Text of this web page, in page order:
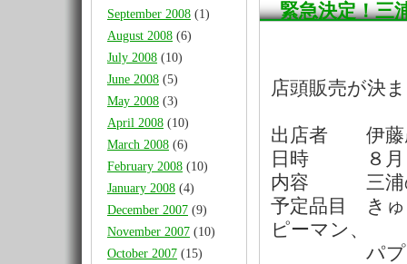
September 2008 (1)
August 2008 (6)
July 2008 (10)
June 2008 (5)
May 2008 (3)
April 2008 (10)
March 2008 (6)
February 2008 (10)
January 2008 (4)
December 2007 (9)
November 2007 (10)
October 2007 (15)
緊急決定！三
店頭販売が決
出店者 伊藤
日時 ８月１
内容 三浦の
予定品目 きゅ
ピーマン、
パプリカ、